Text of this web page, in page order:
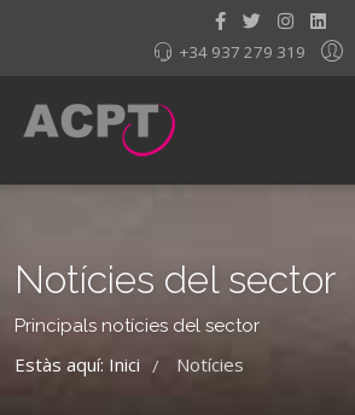
+34 937 279 319
Notícies del sector
Principals notícies del sector
Estàs aquí: Inici / Notícies